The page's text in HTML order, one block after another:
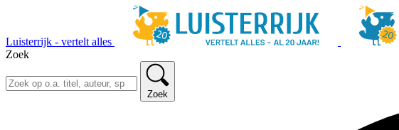
Luisterrijk - vertelt alles
Zoek
Zoek